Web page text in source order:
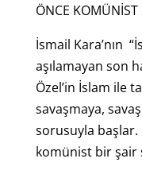
ÖNCE
İsmail Kara’nın
aşılamayan son
Özel’in İslam ile
savaşmaya,
sorusuyla
komünist bir şair